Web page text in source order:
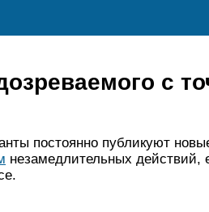
с
постоянно публикуют
незамедлительных действий,